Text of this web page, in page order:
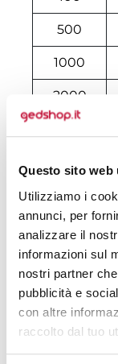
Questo sito web
Utilizziamo i
annunci, per
analizzare il
informazioni sul
nostri partner
pubblicità e
con altre
raccolto dal tuo
500
1000
2000
5000
6000
7000
8000
10000